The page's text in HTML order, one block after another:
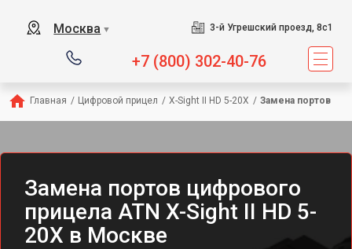
Москва ▼ 3-й Угрешский проезд, 8с1
+7 (800) 302-40-76
Главная / Цифровой прицел / X-Sight II HD 5-20X / Замена портов
Замена портов цифрового
прицела ATN X-Sight II HD 5-
20X в Москве